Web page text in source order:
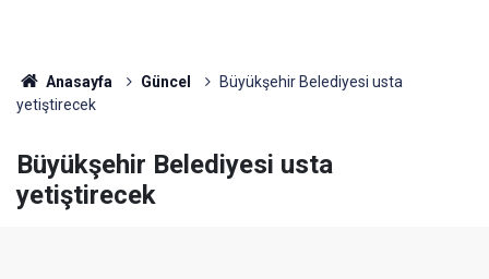
Anasayfa Güncel
Büyükşehir Belediyesi usta
yetiştirecek
Büyükşehir Belediyesi usta
yetiştirecek